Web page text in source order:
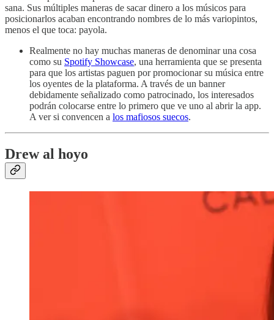
sana. Sus múltiples maneras de sacar dinero a los músicos para
posicionarlos acaban encontrando nombres de lo más variopintos,
menos el que toca: payola.
Realmente no hay muchas maneras de denominar una cosa
como su Spotify Showcase, una herramienta que se presenta
para que los artistas paguen por promocionar su música entre
los oyentes de la plataforma. A través de un banner
debidamente señalizado como patrocinado, los interesados
podrán colocarse entre lo primero que ve uno al abrir la app.
A ver si convencen a los mafiosos suecos.
Drew al hoyo